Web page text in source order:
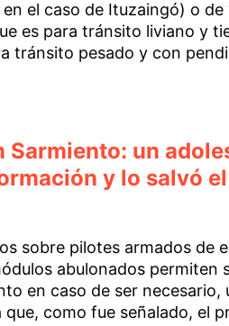
el caso de Ituzaingó) o de
es para tránsito liviano y
tránsito pesado y con
Sarmiento: un
y lo salvó
sobre pilotes armados de
abulonados permiten
en caso de ser necesario,
como fue señalado, el